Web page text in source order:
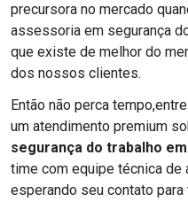
precursora no mercado
assessoria em segurança
que existe de melhor do
dos nossos clientes.
Então não perca
um atendimento premium
segurança do trabalho
time com equipe técnica de
esperando seu contato